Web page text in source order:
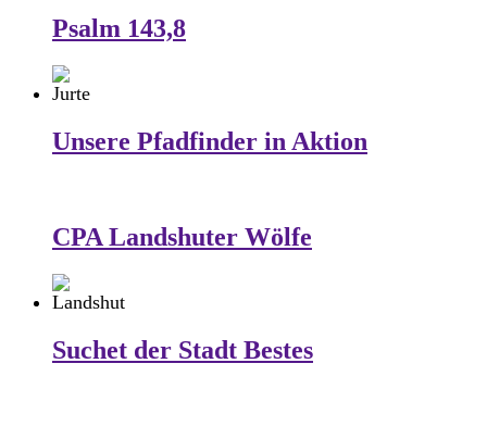
Psalm 143,8
Unsere Pfadfinder in Aktion
CPA Landshuter Wölfe
Suchet der Stadt Bestes